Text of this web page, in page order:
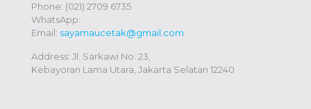
Phone: (021) 2709 6735
WhatsApp:
Email: sayamaucetak@gmail.com
Address: Jl. Sarkawi No. 23,
Kebayoran Lama Utara, Jakarta Selatan 12240